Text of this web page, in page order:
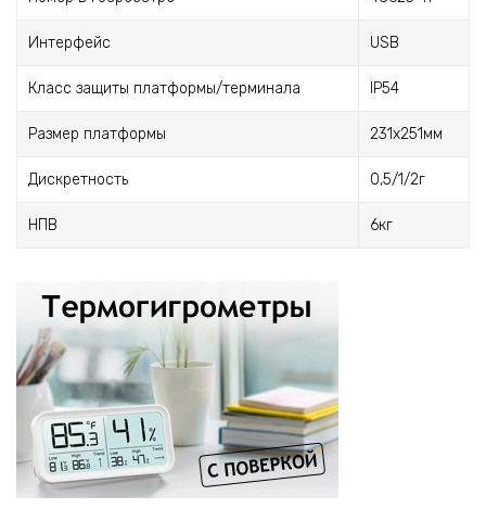
Интерфейс USB
Класс защиты платформы/терминала IP54
Размер платформы 231х251мм
Дискретность 0,5/1/2г
НПВ 6кг